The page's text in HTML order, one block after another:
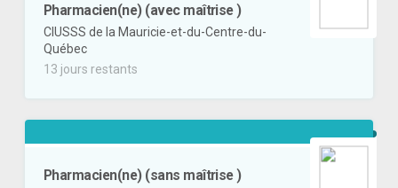
Pharmacien(ne) (avec maîtrise )
CIUSSS de la Mauricie-et-du-Centre-du-
Québec
13 jours restants
Pharmacien(ne) (sans maîtrise )